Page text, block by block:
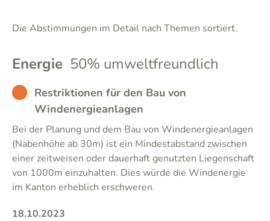
Die Abstimmungen im Detail nach Themen sortiert.
Energie 50% umweltfreundlich
BAD Restriktionen für den Bau von
Windenergieanlagen
Bei der Planung und dem Bau von Windenergieanlagen
(Nabenhöhe ab 30m) ist ein Mindestabstand zwischen
einer zeitweisen oder dauerhaft genutzten Liegenschaft
von 1000m einzuhalten. Dies würde die Windenergie
im Kanton erheblich erschweren.
18.10.2023